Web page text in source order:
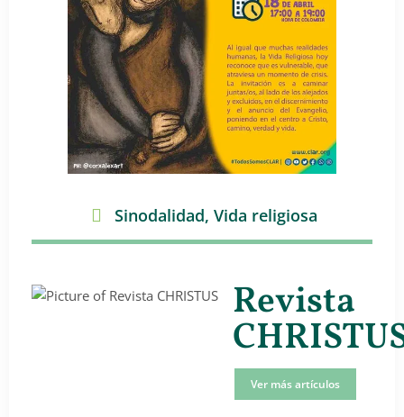
Sinodalidad, Vida religiosa
Revista
Ver más artículos